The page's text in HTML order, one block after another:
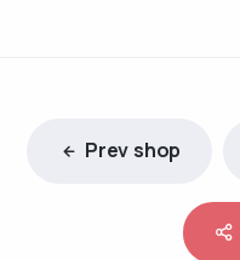
Prev shop